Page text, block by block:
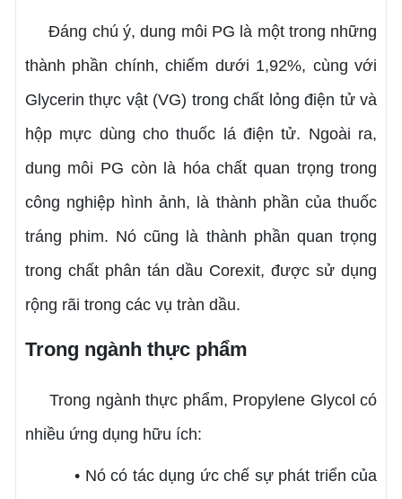
Đáng chú ý, dung môi PG là một trong những
thành phần chính, chiếm dưới 1,92%, cùng với
Glycerin thực vật (VG) trong chất lỏng điện tử và
hộp mực dùng cho thuốc lá điện tử. Ngoài ra,
dung môi PG còn là hóa chất quan trọng trong
công nghiệp hình ảnh, là thành phần của thuốc
tráng phim. Nó cũng là thành phần quan trọng
trong chất phân tán dầu Corexit, được sử dụng
rộng rãi trong các vụ tràn dầu.
Trong ngành thực phẩm
Trong ngành thực phẩm, Propylene Glycol có
nhiều ứng dụng hữu ích:
• Nó có tác dụng ức chế sự phát triển của